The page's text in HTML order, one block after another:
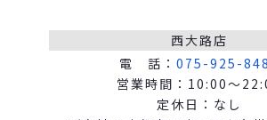
西大路店
電 話： 075-925-
営業時間：10:00～
定休日：なし